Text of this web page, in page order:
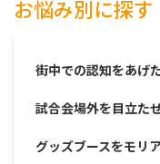
お悩み別に探す
街中での認知をあげ
試合会場外を目立た
グッズブースをモリ